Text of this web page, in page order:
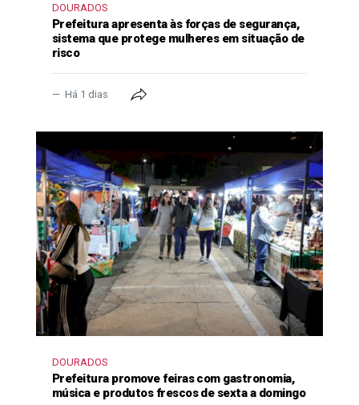
DOURADOS
Prefeitura apresenta às forças de segurança,
sistema que protege mulheres em situação de
risco
Há 1 dias
DOURADOS
Prefeitura promove feiras com gastronomia,
música e produtos frescos de sexta a domingo